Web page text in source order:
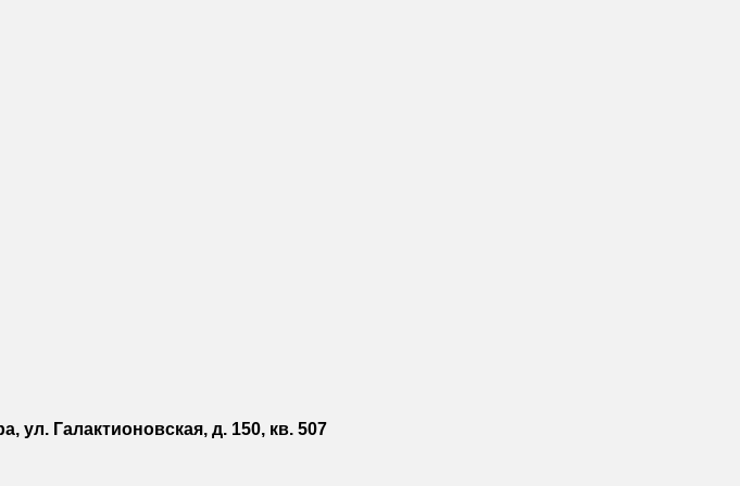
ул. Галактионовская, д. 150, кв. 507